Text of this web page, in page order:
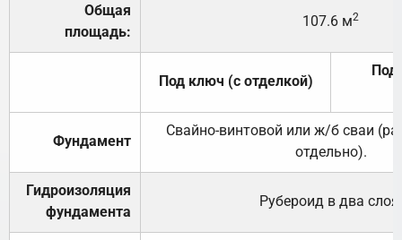
Общая
площадь:
107.6 м2
Под ключ (с отделкой)
Под
Фундамент
Свайно-винтовой или ж/б сваи
отдельно).
Гидроизоляция
фундамента
Рубероид в два слоя.